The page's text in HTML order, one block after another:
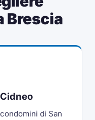
Brescia
di San